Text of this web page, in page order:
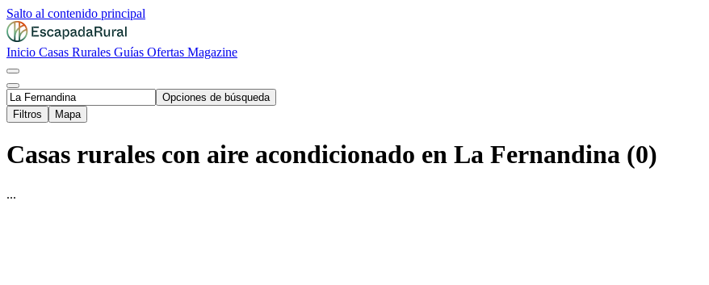
Salto al contenido principal
Inicio Casas Rurales Guías Ofertas Magazine
Opciones de búsqueda
Filtros
Mapa
Casas rurales con aire acondicionado en La Fernandina (0)
...